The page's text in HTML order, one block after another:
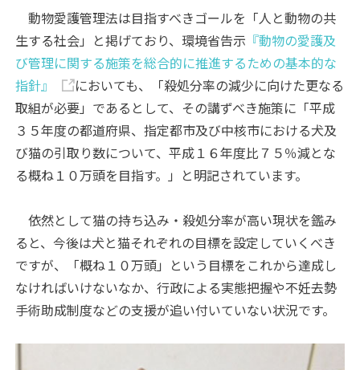
動物愛護管理法は目指すべきゴールを「人と動物の共
生する社会」と掲げており、環境省告示 『動物の愛護及
び管理に関する施策を総合的に推進するための基本的な
指針』
においても、「殺処分率の減少に向けた更なる
取組が必要」であるとして、その講ずべき施策に「平成
３５年度の都道府県、指定都市及び中核市における犬及
び猫の引取り数について、平成１６年度比７５％減とな
る概ね１０万頭を目指す。」と明記されています。
依然として猫の持ち込み・殺処分率が高い現状を鑑み
ると、今後は犬と猫それぞれの目標を設定していくべき
ですが、「概ね１０万頭」という目標をこれから達成し
なければいけないなか、行政による実態把握や不妊去勢
手術助成制度などの支援が追い付いていない状況です。